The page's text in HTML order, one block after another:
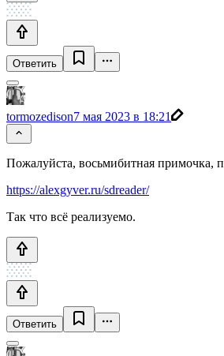
Ответить
tormozedison7 мая 2023 в 18:21
Пожалуйста, восьмибитная примочка,
https://alexgyver.ru/sdreader/
Так что всё реализуемо.
Ответить